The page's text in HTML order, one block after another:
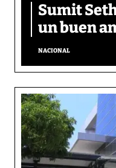
Sumit
un buen
NACIONAL